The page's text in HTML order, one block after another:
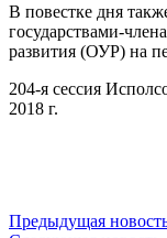
В повестке дня
государствами-
развития (ОУР) на
204-я сессия
2018 г.
Предыдущая